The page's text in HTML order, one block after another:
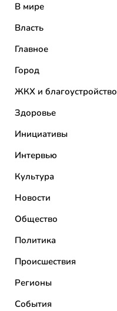
В мире
Власть
Главное
Город
ЖКХ и благоустройство
Здоровье
Инициативы
Интервью
Культура
Новости
Общество
Политика
Происшествия
Регионы
События